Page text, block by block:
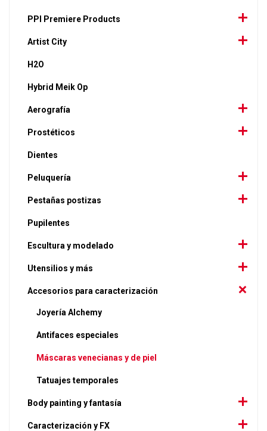
PPI Premiere Products
Artist City
H2O
Hybrid Meik Op
Aerografía
Prostéticos
Dientes
Peluquería
Pestañas postizas
Pupilentes
Escultura y modelado
Utensilios y más
Accesorios para caracterización
Joyería Alchemy
Antifaces especiales
Máscaras venecianas y de piel
Tatuajes temporales
Body painting y fantasía
Caracterización y FX